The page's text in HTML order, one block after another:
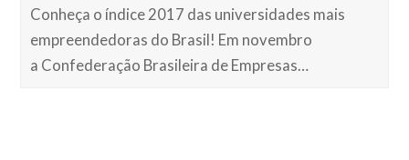
Conheça o índice 2017 das universidades mais
empreendedoras do Brasil! Em novembro
a Confederação Brasileira de Empresas…